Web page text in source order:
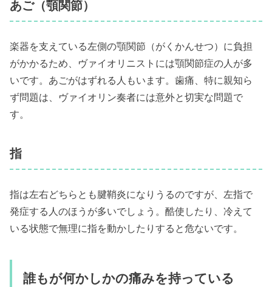
あご（顎関節）
楽器を支えている左側の顎関節（がくかんせつ）に負担
がかかるため、ヴァイオリニストには顎関節症の人が多
いです。あごがはずれる人もいます。歯痛、特に親知ら
ず問題は、ヴァイオリン奏者には意外と切実な問題で
す。
指
指は左右どちらとも腱鞘炎になりうるのですが、左指で
発症する人のほうが多いでしょう。酷使したり、冷えて
いる状態で無理に指を動かしたりすると危ないです。
誰もが何かしかの痛みを持っている